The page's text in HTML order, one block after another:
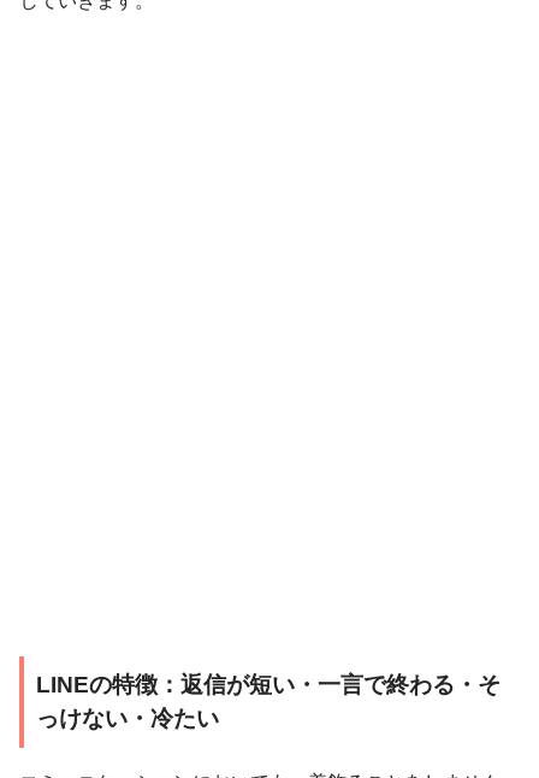
LINEの特徴：返信が短い・一言で終わる・そ
っけない・冷たい